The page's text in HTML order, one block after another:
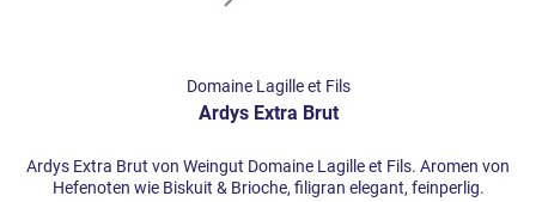
Domaine Lagille et Fils
Ardys Extra Brut
Ardys Extra Brut von Weingut Domaine Lagille et Fils. Aromen von
Hefenoten wie Biskuit & Brioche, filigran elegant, feinperlig.